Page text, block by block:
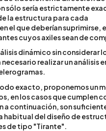
sólo sería estrictamente
la estructura para cada
el que deberían suprimirse,
cuyos axiles sean de
dinámico sin considerar
realizar un análisis
exacto, proponemos un
en los casos que cumplen
a continuación, son
del diseño de
de tipo "Tirante".